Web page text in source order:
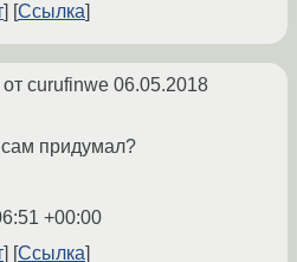
Ссылка
от curufinwe 06.05.2018
придумал?
+00:00
Ссылка